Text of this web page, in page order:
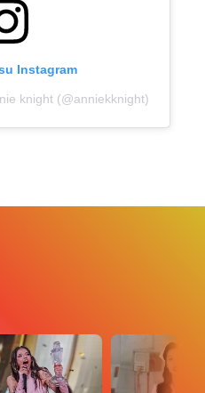
Instagram
knight (@anniekknight)